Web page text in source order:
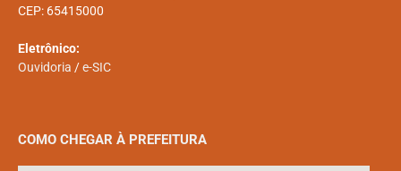
CEP: 65415000
Eletrônico:
Ouvidoria /e-SIC
COMO CHEGAR À PREFEITURA